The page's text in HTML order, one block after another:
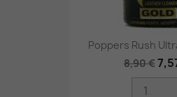
Poppers Rush
8,90 €